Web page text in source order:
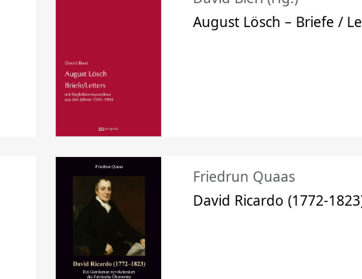
August Lösch – Briefe /
Friedrun Quaas
David Ricardo (1772-